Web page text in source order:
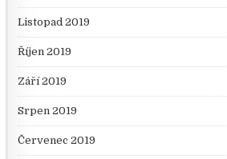
Listopad 2019
Říjen 2019
Září 2019
Srpen 2019
Červenec 2019